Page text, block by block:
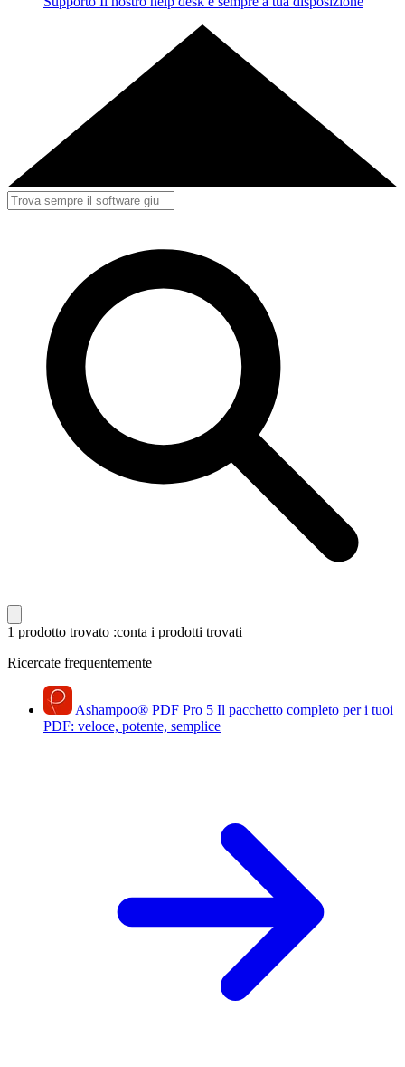
1 prodotto trovato :conta i prodotti trovati
Ricercate frequentemente
Ashampoo® PDF Pro 5 Il pacchetto completo per i tuoi
PDF: veloce, potente, semplice